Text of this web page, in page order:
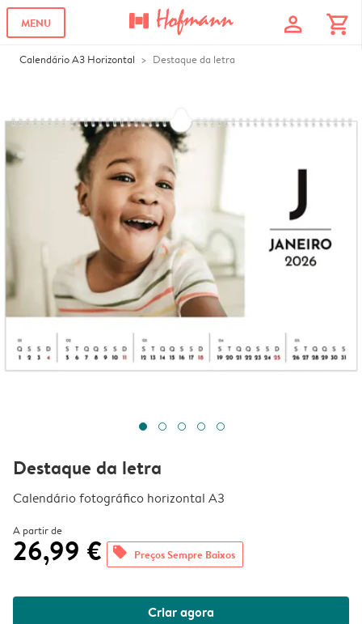
MENU profile shopping_cart
Calendário A3 Horizontal Destaque da letra
Destaque da letra
Calendário fotográfico horizontal A3
A partir de
26,99 € offers Preços Sempre Baixos
Criar agora